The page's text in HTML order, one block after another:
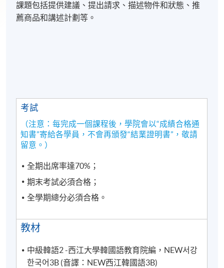
課題包括提供建議、提出請求、描述物件和狀態、推
薦商品和講述計劃等。
考試
（注意：每完成一個課程後，學院會以“成績合格通
知書”寄給各學員，不會再頒發“結業證明書”，敬請
留意。）
全期出席率達70%；
期末考試必須合格；
全學期總分必須合格。
教材
中級韓語2 -西江大學韓國語教育院編，NEW서강
한국어3B (音譯：NEW西江韓國語3B)